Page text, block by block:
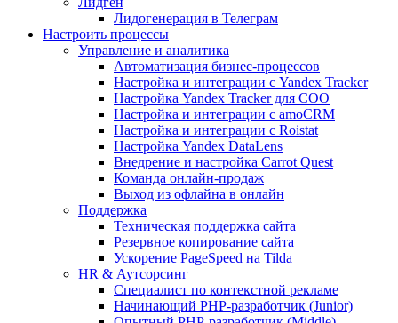
Лидогенерация в Телеграм
Настроить процессы
Управление и аналитика
Автоматизация бизнес-процессов
Настройка и интеграции с Yandex Tracker
Настройка Yandex Tracker для СОО
Настройка и интеграции с amoCRM
Настройка и интеграции с Roistat
Настройка Yandex DataLens
Внедрение и настройка Carrot Quest
Команда онлайн-продаж
Выход из офлайна в онлайн
Поддержка
Техническая поддержка сайта
Резервное копирование сайта
Ускорение PageSpeed на Tilda
HR & Аутсорсинг
Специалист по контекстной рекламе
Начинающий PHP-разработчик (Junior)